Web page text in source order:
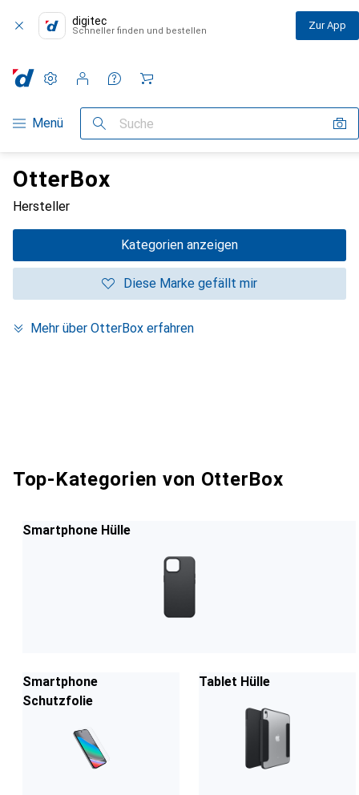
digitec
Schneller finden und bestellen Zur App
Navigation nach Kategorien
Menü Suche
Einstellungen
Kundenkonto
Vergleichslisten
Merklisten
Warenkorb
OtterBox
Hersteller
Kategorien anzeigen
Diese Marke gefällt mir
Mehr über OtterBox erfahren
Top-Kategorien von OtterBox
Smartphone Hülle
Smartphone
Schutzfolie
Tablet Hülle